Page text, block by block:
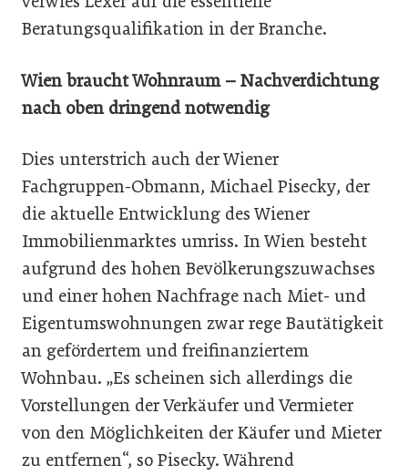
Beratungsqualifikation in der Branche.
Wien braucht Wohnraum – Nachverdichtung
nach oben dringend notwendig
Dies unterstrich auch der Wiener
Fachgruppen-Obmann, Michael Pisecky, der
die aktuelle Entwicklung des Wiener
Immobilienmarktes umriss. In Wien besteht
aufgrund des hohen Bevölkerungszuwachses
und einer hohen Nachfrage nach Miet- und
Eigentumswohnungen zwar rege Bautätigkeit
an gefördertem und freifinanziertem
Wohnbau. „Es scheinen sich allerdings die
Vorstellungen der Verkäufer und Vermieter
von den Möglichkeiten der Käufer und Mieter
zu entfernen“, so Pisecky. Während